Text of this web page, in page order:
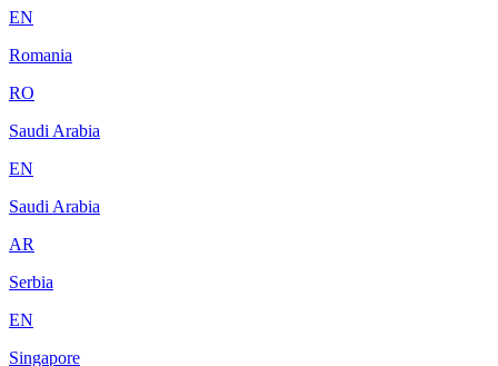
EN
Romania
RO
Saudi Arabia
EN
Saudi Arabia
AR
Serbia
EN
Singapore